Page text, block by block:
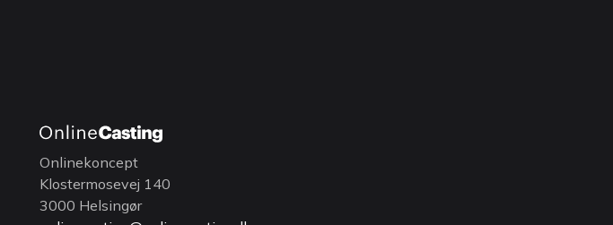
Onlinekoncept
Klostermosevej 140
3000 Helsingør